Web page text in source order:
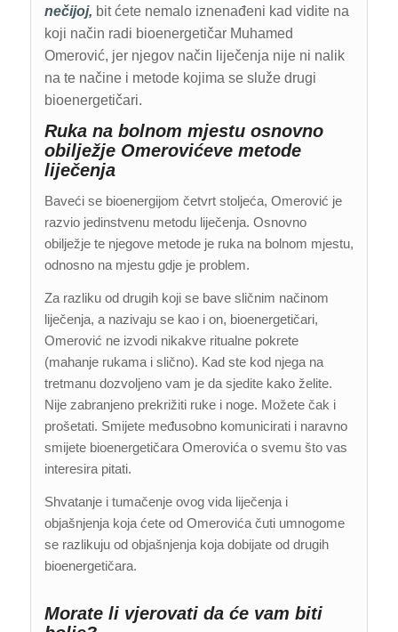
nečijoj, bit ćete nemalo iznenađeni kad vidite na
koji način radi bioenergetičar Muhamed
Omerović, jer njegov način liječenja nije ni nalik
na te načine i metode kojima se služe drugi
bioenergetičari.
Ruka na bolnom mjestu osnovno
obilježje Omerovićeve metode
liječenja
Baveći se bioenergijom četvrt stoljeća, Omerović je
razvio jedinstvenu metodu liječenja. Osnovno
obilježje te njegove metode je ruka na bolnom mjestu,
odnosno na mjestu gdje je problem.
Za razliku od drugih koji se bave sličnim načinom
liječenja, a nazivaju se kao i on, bioenergetičari,
Omerović ne izvodi nikakve ritualne pokrete
(mahanje rukama i slično). Kad ste kod njega na
tretmanu dozvoljeno vam je da sjedite kako želite.
Nije zabranjeno prekrižiti ruke i noge. Možete čak i
prošetati. Smijete međusobno komunicirati i naravno
smijete bioenergetičara Omerovića o svemu što vas
interesira pitati.
Shvatanje i tumačenje ovog vida liječenja i
objašnjenja koja ćete od Omerovića čuti umnogome
se razlikuju od objašnjenja koja dobijate od drugih
bioenergetičara.
Morate li vjerovati da će vam biti